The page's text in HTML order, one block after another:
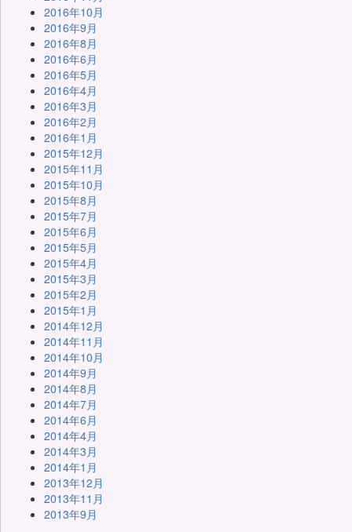
2016年10月
2016年9月
2016年8月
2016年6月
2016年5月
2016年4月
2016年3月
2016年2月
2016年1月
2015年12月
2015年11月
2015年10月
2015年8月
2015年7月
2015年6月
2015年5月
2015年4月
2015年3月
2015年2月
2015年1月
2014年12月
2014年11月
2014年10月
2014年9月
2014年8月
2014年7月
2014年6月
2014年4月
2014年3月
2014年1月
2013年12月
2013年11月
2013年9月